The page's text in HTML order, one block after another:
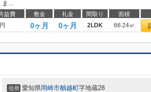
ま...
益費 敷金 礼金 間取り 面積
0ヶ月 0ヶ月 2LDK 66.24㎡
住所 愛知県岡崎市舳越町字地蔵28